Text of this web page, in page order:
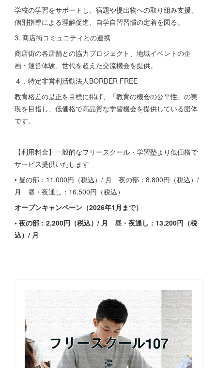
学校の学習をサポートし、宿題や提出物への取り組み支援、
個別指導による理解促進、自学自習習慣の定着を図る。
3. 商店街コミュニティとの連携
商店街の各店舗との協力プロジェクト、地域イベントの企
画・運営体験、世代を超えた交流機会を提供。
４．特定非営利活動法人BORDER FREE
教育格差の是正を目標に掲げ、「教育の機会の公平性」の実
現を目指し、低価格で高品質な学習機会を提供している団体
です。
【利用料金】一般的なフリースクール・学習塾より低価格で
サービス提供いたします
• 昼の部：11,000円（税込）/ 月 夜の部：8,800円（税込）/
月 昼・夜通し：16,500円（税込）
オープンキャンペーン（2026年1月まで）
• 夜の部：2,200円（税込）/ 月 昼・夜通し：13,200円（税
込）/ 月